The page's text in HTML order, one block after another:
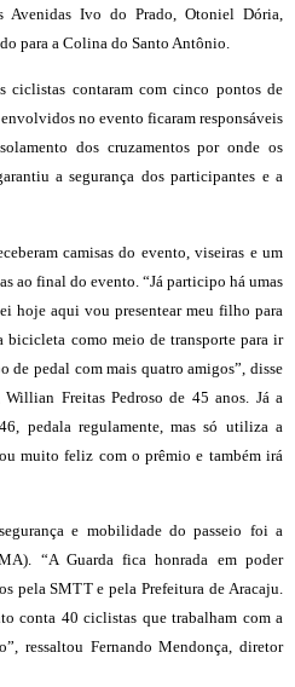
Avenidas Ivo do Prado, Otoniel Dória,
para a Colina do Santo Antônio.
ciclistas contaram com cinco pontos de
no evento ficaram responsáveis
dos cruzamentos por onde os
a segurança dos participantes e a
camisas do evento, viseiras e um
ao final do evento. “Já participo há umas
hoje aqui vou presentear meu filho para
como meio de transporte para ir
de pedal com mais quatro amigos”, disse
Freitas Pedroso de 45 anos. Já a
pedala regulamente, mas só utiliza a
muito feliz com o prêmio e também irá
e mobilidade do passeio foi a
“A Guarda fica honrada em poder
pela SMTT e pela Prefeitura de Aracaju.
conta 40 ciclistas que trabalham com a
ressaltou Fernando Mendonça, diretor